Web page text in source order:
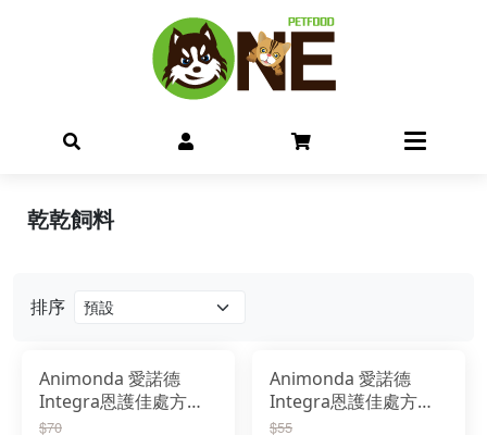
排序
Animonda 愛諾德
Integra恩護佳處方貓
餐盒 100g 阿曼達
$70
Animonda 愛諾德
Integra恩護佳處方貓
餐包 85g 阿曼達
$55
乾乾飼料